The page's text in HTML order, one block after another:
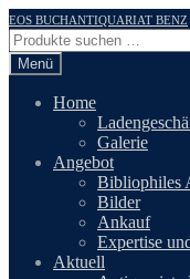
Zur
Navigation
springen
Zum
Inhalt
springen
EOS BUCHANTIQUARIAT BENZ
Suchen
nach:
Menü
Home
Galerie
Angebot
Bibliophiles
Bilder
Ankauf
Expertise
Aktuell